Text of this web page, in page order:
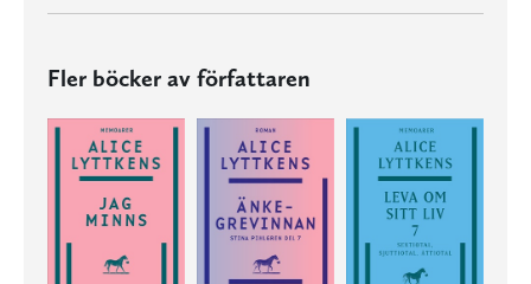
Fler böcker av författaren